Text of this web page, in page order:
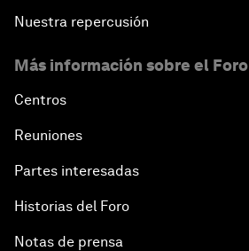
Nuestra repercusión
Más información sobre el Foro
Centros
Reuniones
Partes interesadas
Historias del Foro
Notas de prensa